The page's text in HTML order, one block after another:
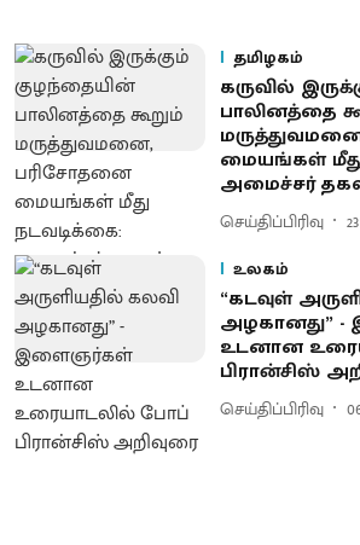
தமிழகம்
கருவில்
பாலினத்தை
மையங்கள்
அமைச்சர்
செய்திப்பிரிவு
உலகம்
“கடவுள்
அழகானது”
உடனான
பிரான்சிஸ்
செய்திப்பிரிவு